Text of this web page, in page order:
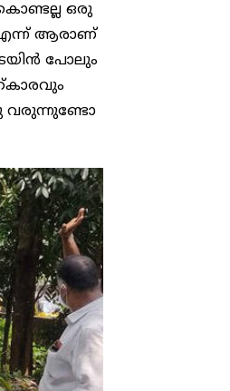
ഒരു
എന്ന് ആരാണ്
പോലും
വരുന്നുണ്ടോ